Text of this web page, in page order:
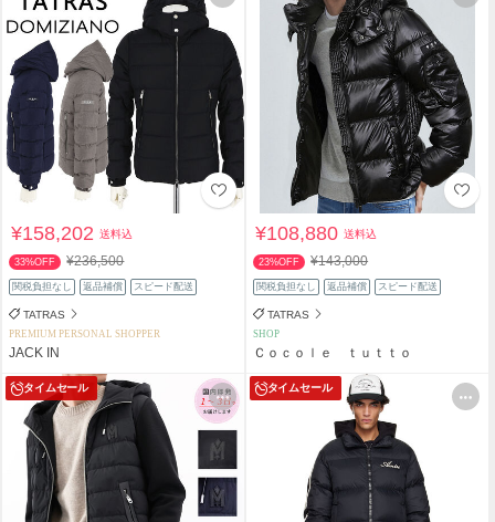
¥158,202送料込
33%OFF ¥236,500
関税負担なし 返品補償 スピード配送
TATRAS
PREMIUM PERSONAL SHOPPER
JACK IN
¥108,880送料込
23%OFF ¥143,000
関税負担なし 返品補償 スピード配送
TATRAS
SHOP
Ｃｏｃｏｌｅ ｔｕｔｔｏ
タイムセール タイムセール